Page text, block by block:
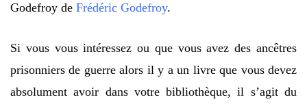
Godefroy de Frédéric Godefroy.
Si vous vous intéressez ou que vous avez des ancêtres
prisonniers de guerre alors il y a un livre que vous devez
absolument avoir dans votre bibliothèque, il s’agit du